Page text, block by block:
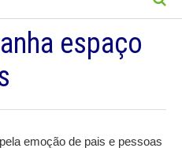
espaço
emoção de pais e pessoas